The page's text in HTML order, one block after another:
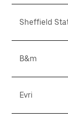
Sheffield
B&m
Evri